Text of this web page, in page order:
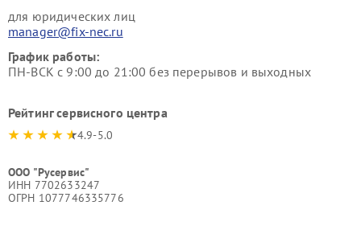
для юридических лиц
manager@fix-nec.ru
График работы:
ПН-ВСК с 9:00 до 21:00 без перерывов и выходных
Рейтинг сервисного центра
4.9-5.0
ООО "Русервис"
ИНН 7702633247
ОГРН 1077746335776